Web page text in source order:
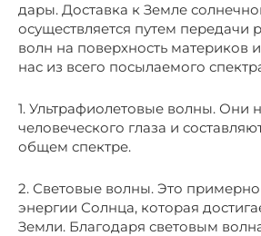
дары. Доставка к Земле
осуществляется путем передачи
волн на поверхность материков
нас из всего посылаемого
1. Ультрафиолетовые волны. Они
человеческого глаза и
общем спектре.
2. Световые волны. Это
энергии Солнца, которая
Земли. Благодаря световым